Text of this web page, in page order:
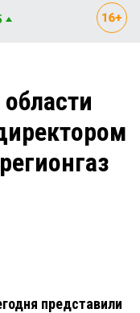
представили